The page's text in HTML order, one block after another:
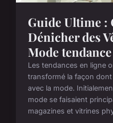
Guide Ultime :
Dénicher des
Mode
Les tendances en ligne
transformé la façon
avec la mode.
mode se faisaient
magazines et vitrines